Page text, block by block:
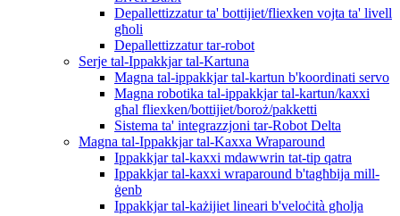
Depallettizzatur ta' bottijiet/fliexken vojta ta' livell
għoli
Depallettizzatur tar-robot
Serje tal-Ippakkjar tal-Kartuna
Magna tal-ippakkjar tal-kartun b'koordinati servo
Magna robotika tal-ippakkjar tal-kartun/kaxxi
għal fliexken/bottijiet/boroż/pakketti
Sistema ta' integrazzjoni tar-Robot Delta
Magna tal-Ippakkjar tal-Kaxxa Wraparound
Ippakkjar tal-kaxxi mdawwrin tat-tip qatra
Ippakkjar tal-kaxxi wraparound b'tagħbija mill-
ġenb
Ippakkjar tal-każijiet lineari b'veloċità għolja